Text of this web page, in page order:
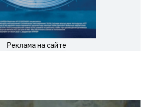
Реклама на сайте